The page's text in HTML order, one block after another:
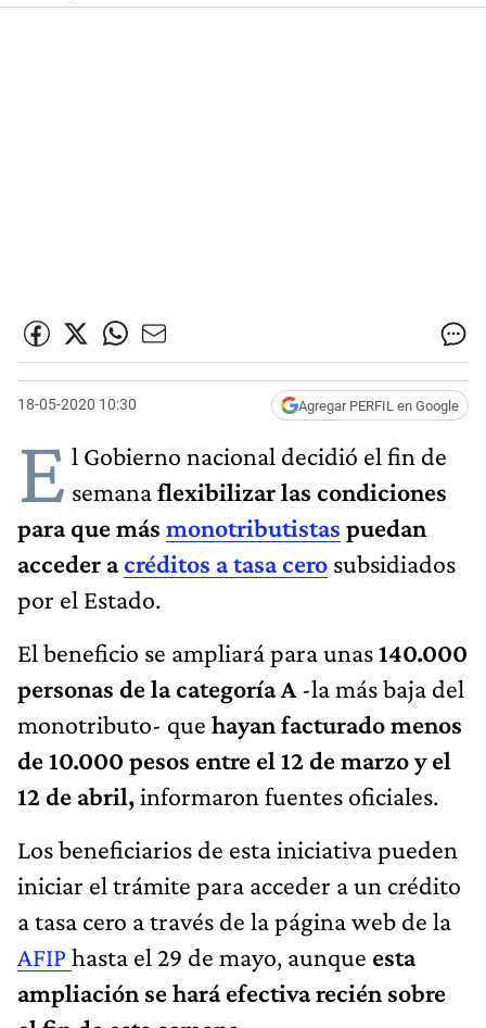
18-05-2020 10:30 Agregar PERFIL en Google
E l Gobierno nacional decidió el fin de
semanaflexibilizar las condiciones
para que más monotributistas puedan
acceder acréditos a tasa cero subsidiados
por el Estado.
El beneficio se ampliará para unas140.000
personas de la categoría A -la más baja del
monotributo- que hayan facturado menos
de 10.000 pesos entre el 12 de marzo y el
12 de abril,informaron fuentes oficiales.
Los beneficiarios de esta iniciativa pueden
iniciar el trámite para acceder a un crédito
a tasa cero a través de la página web de la
AFIP hasta el 29 de mayo, aunque esta
ampliación se hará efectiva recién sobre